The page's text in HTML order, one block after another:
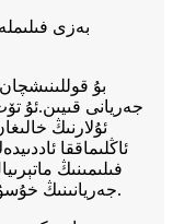
بەزى
بۇ
جەريانى قىيىن.ئۇ
ئۇلارنىڭ
جەريانىنىڭ خۇسۇسىيىتىدە چوڭقۇر ئۆزگىرىش ھاسىل قىلىدۇ.